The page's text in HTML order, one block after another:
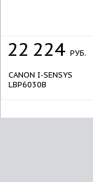
22 224 РУБ.
CANON I-SENSYS
LBP6030B